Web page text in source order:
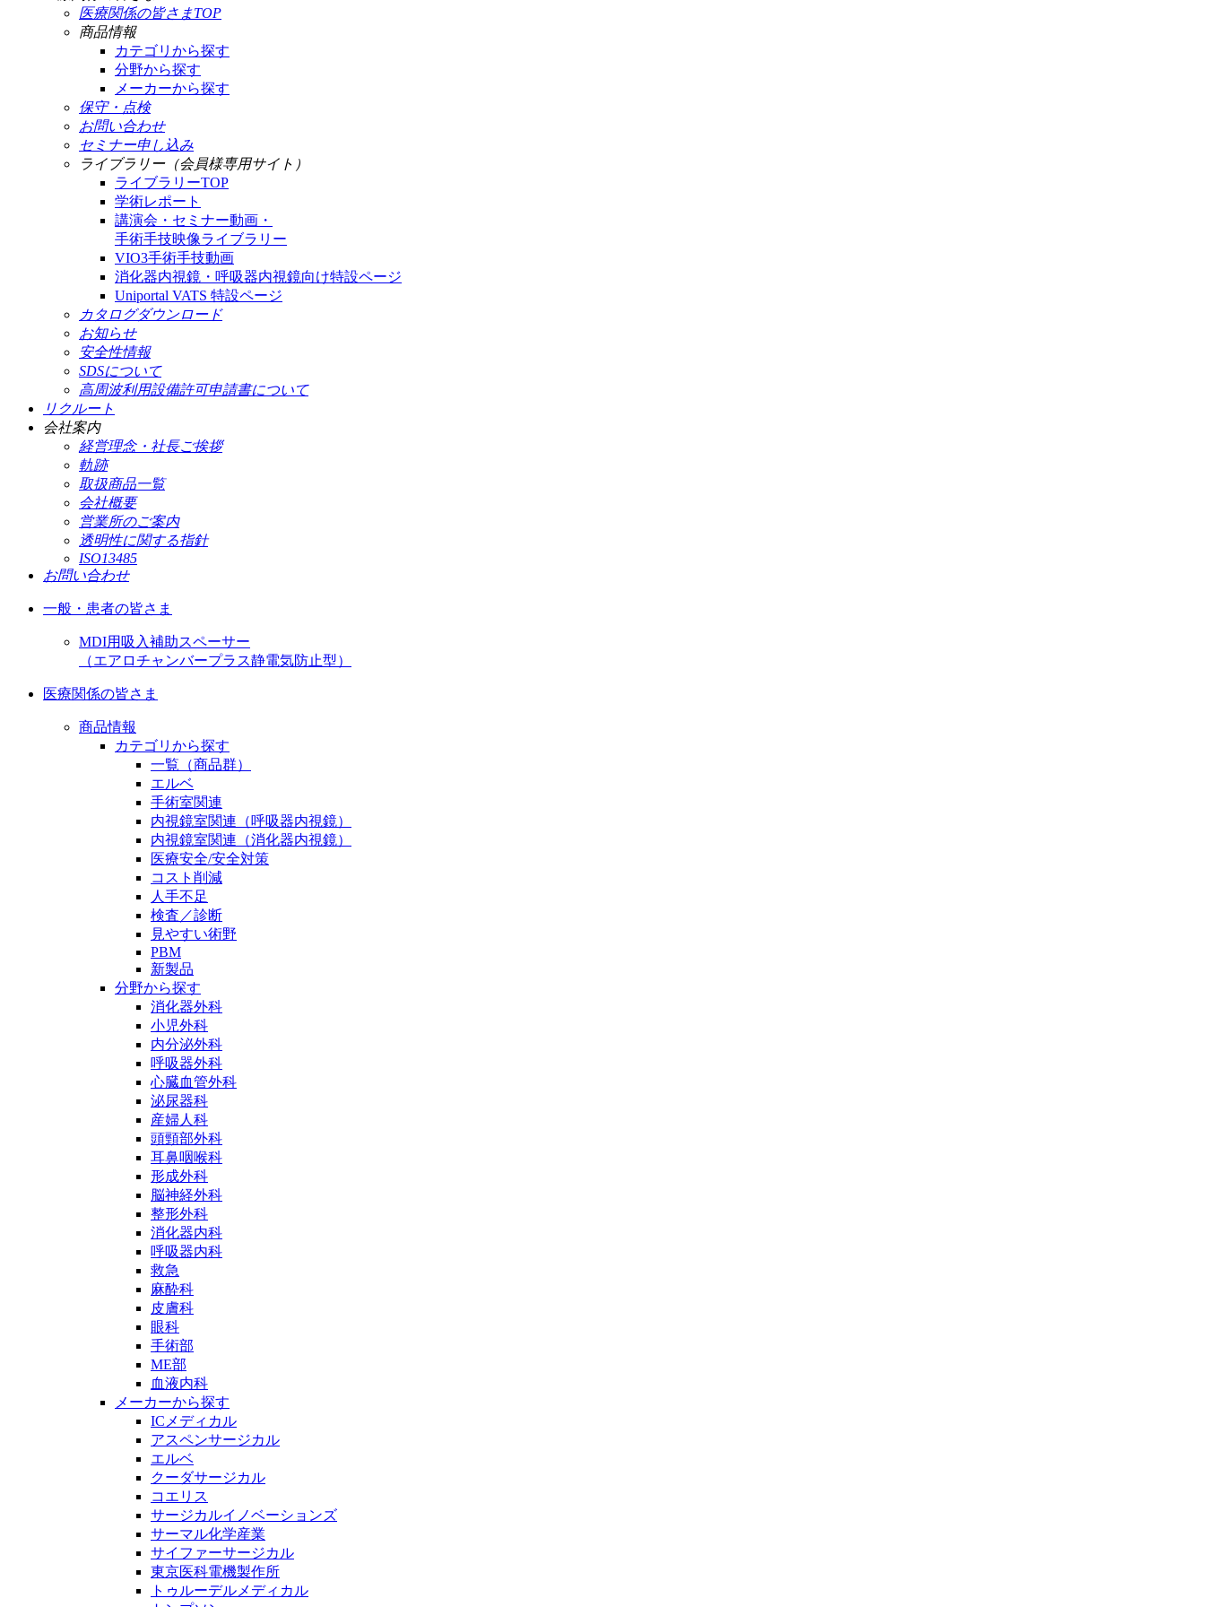
医療関係の皆さまTOP
商品情報
カテゴリから探す
分野から探す
メーカーから探す
保守・点検
お問い合わせ
セミナー申し込み
ライブラリー（会員様専用サイト）
ライブラリーTOP
学術レポート
講演会・セミナー動画・
手術手技映像ライブラリー
VIO3手術手技動画
消化器内視鏡・呼吸器内視鏡向け特設ページ
Uniportal VATS 特設ページ
カタログダウンロード
お知らせ
安全性情報
SDSについて
高周波利用設備許可申請書について
リクルート
会社案内
経営理念・社長ご挨拶
軌跡
取扱商品一覧
会社概要
営業所のご案内
透明性に関する指針
ISO13485
お問い合わせ
一般・患者の皆さま
MDI用吸入補助スペーサー
（エアロチャンバープラス静電気防止型）
医療関係の皆さま
商品情報
カテゴリから探す
一覧（商品群）
エルベ
手術室関連
内視鏡室関連（呼吸器内視鏡）
内視鏡室関連（消化器内視鏡）
医療安全/安全対策
コスト削減
人手不足
検査／診断
見やすい術野
PBM
新製品
分野から探す
消化器外科
小児外科
内分泌外科
呼吸器外科
心臓血管外科
泌尿器科
産婦人科
頭頸部外科
耳鼻咽喉科
形成外科
脳神経外科
整形外科
消化器内科
呼吸器内科
救急
麻酔科
皮膚科
眼科
手術部
ME部
血液内科
メーカーから探す
ICメディカル
アスペンサージカル
エルベ
クーダサージカル
コエリス
サージカルイノベーションズ
サーマル化学産業
サイファーサージカル
東京医科電機製作所
トゥルーデルメディカル